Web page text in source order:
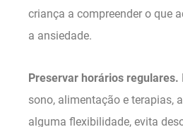
criança a compreender o que
a ansiedade.
Preservar horários regulares.
sono, alimentação e terapias,
alguma flexibilidade, evita